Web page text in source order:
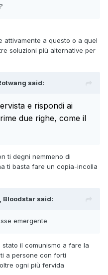
attivamente a questo o a quel
soluzioni più alternative per
said:
e rispondi ai
due righe, come il
ti degni nemmeno di
ti basta fare un copia-incolla
Bloodstar said:
emergente
stato il comunismo a fare la
a persone con forti
ogni più fervida